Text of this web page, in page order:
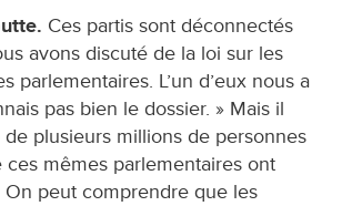
Ces partis sont déconnectés
avons discuté de la loi sur les
parlementaires. L’un d’eux nous a
pas bien le dossier. » Mais il
de plusieurs millions de personnes
ces mêmes parlementaires ont
On peut comprendre que les